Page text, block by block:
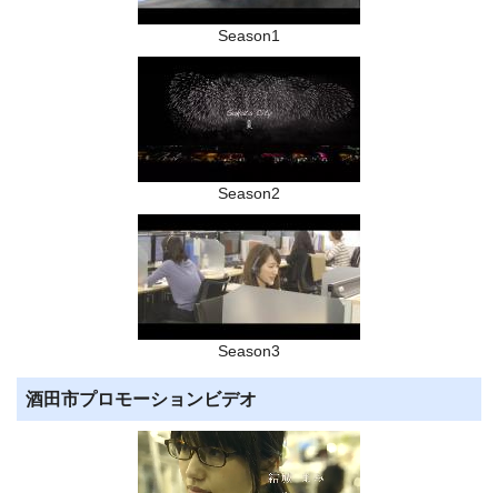
Season1
Season2
Season3
酒田市プロモーションビデオ